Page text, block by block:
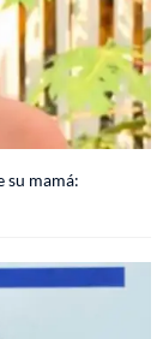
su mamá: